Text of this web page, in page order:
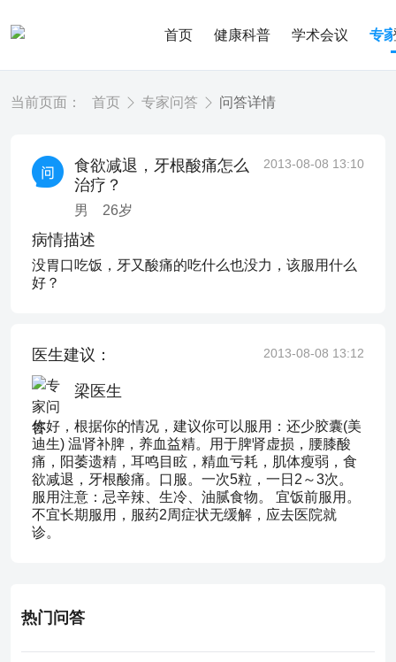
首页 健康科普 学术会议 专
当前页面： 首页 专家问答 问答详情
食欲减退，牙根酸痛怎么
治疗？
男 26岁
2013-08-08 13:10
病情描述
没胃口吃饭，牙又酸痛的吃什么也没力，该服用什么
好？
医生建议： 2013-08-08 13:12
梁医生
你好，根据你的情况，建议你可以服用：还少胶囊(美
迪生) 温肾补脾，养血益精。用于脾肾虚损，腰膝酸
痛，阳萎遗精，耳鸣目眩，精血亏耗，肌体瘦弱，食
欲减退，牙根酸痛。口服。一次5粒，一日2～3次。
服用注意：忌辛辣、生冷、油腻食物。 宜饭前服用。
不宜长期服用，服药2周症状无缓解，应去医院就
诊。
热门问答